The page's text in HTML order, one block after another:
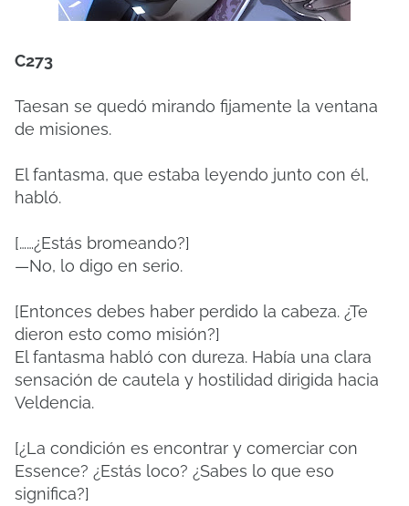
C273
Taesan se quedó mirando fijamente la ventana
de misiones.
El fantasma, que estaba leyendo junto con él,
habló.
[……¿Estás bromeando?]
—No, lo digo en serio.
[Entonces debes haber perdido la cabeza. ¿Te
dieron esto como misión?]
El fantasma habló con dureza. Había una clara
sensación de cautela y hostilidad dirigida hacia
Veldencia.
[¿La condición es encontrar y comerciar con
Essence? ¿Estás loco? ¿Sabes lo que eso
significa?]